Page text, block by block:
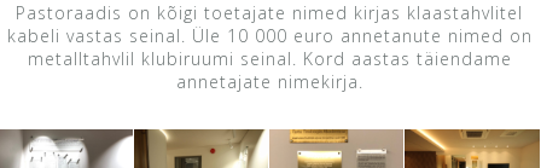
Pastoraadis on kõigi toetajate nimed kirjas klaastahvlitel
kabeli vastas seinal. Üle 10 000 euro annetanute nimed on
metalltahvlil klubiruumi seinal. Kord aastas täiendame
annetajate nimekirja.